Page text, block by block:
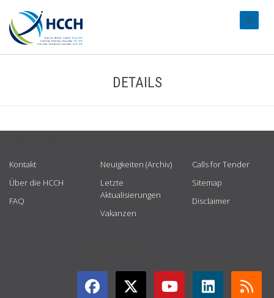
DETAILS
Kontakt
Über die HCCH
FAQ
Neuigkeiten (Archiv)
Letzte
Aktualisierungen
Vakanzen
Calls for Tender
Sitemap
Disclaimer